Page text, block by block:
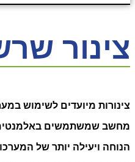
צינור
צינורות מיועדים לשימוש
מחשב שמשתמשים באלמנטים
הנוחה ויעילה יותר של